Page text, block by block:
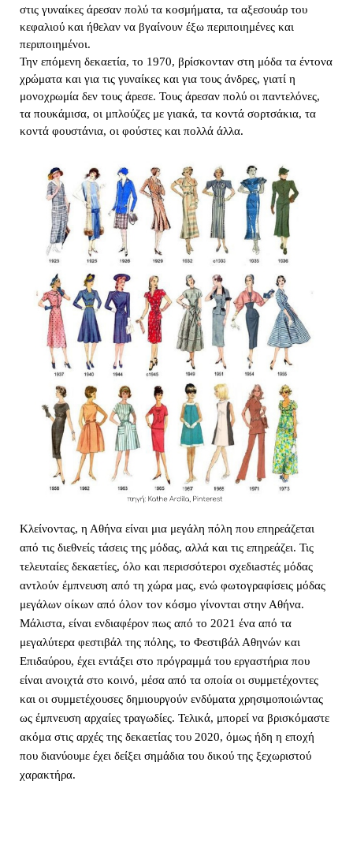
στις γυναίκες άρεσαν πολύ τα κοσμήματα, τα αξεσουάρ του
κεφαλιού και ήθελαν να βγαίνουν έξω περιποιημένες και
περιποιημένοι.
Την επόμενη δεκαετία, το 1970, βρίσκονταν στη μόδα τα έντονα
χρώματα και για τις γυναίκες και για τους άνδρες, γιατί η
μονοχρωμία δεν τους άρεσε. Τους άρεσαν πολύ οι παντελόνες,
τα πουκάμισα, οι μπλούζες με γιακά, τα κοντά σορτσάκια, τα
κοντά φουστάνια, οι φούστες και πολλά άλλα.
Κλείνοντας, η Αθήνα είναι μια μεγάλη πόλη που επηρεάζεται
από τις διεθνείς τάσεις της μόδας, αλλά και τις επηρεάζει. Τις
τελευταίες δεκαετίες, όλο και περισσότεροι σχεδιaστές μόδας
αντλούν έμπνευση από τη χώρα μας, ενώ φωτογραφίσεις μόδας
μεγάλων οίκων από όλον τον κόσμο γίνονται στην Αθήνα.
Μάλιστα, είναι ενδιαφέρον πως από το 2021 ένα από τα
μεγαλύτερα φεστιβάλ της πόλης, το Φεστιβάλ Αθηνών και
Επιδαύρου, έχει εντάξει στο πρόγραμμά του εργαστήρια που
είναι ανοιχτά στο κοινό, μέσα από τα οποία οι συμμετέχοντες
και οι συμμετέχουσες δημιουργούν ενδύματα χρησιμοποιώντας
ως έμπνευση αρχαίες τραγωδίες. Τελικά, μπορεί να βρισκόμαστε
ακόμα στις αρχές της δεκαετίας του 2020, όμως ήδη η εποχή
που διανύουμε έχει δείξει σημάδια του δικού της ξεχωριστού
χαρακτήρα.